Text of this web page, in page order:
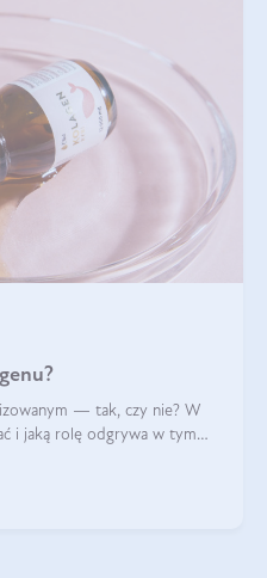
— tak, czy nie? W
i jaką rolę odgrywa w tym